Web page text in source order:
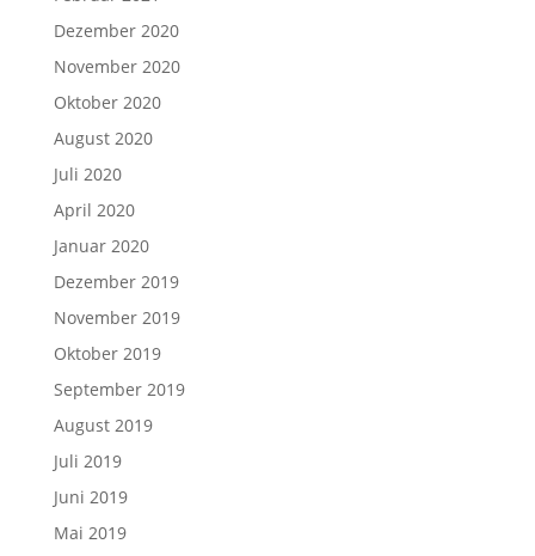
Dezember 2020
November 2020
Oktober 2020
August 2020
Juli 2020
April 2020
Januar 2020
Dezember 2019
November 2019
Oktober 2019
September 2019
August 2019
Juli 2019
Juni 2019
Mai 2019